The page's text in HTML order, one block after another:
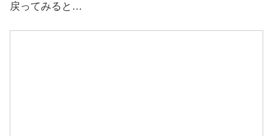
戻ってみると…